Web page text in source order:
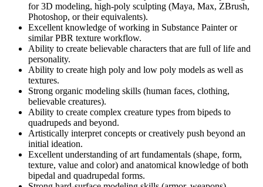
for 3D modeling, high-poly sculpting (Maya, Max, ZBrush,
Photoshop, or their equivalents).
Excellent knowledge of working in Substance Painter or
similar PBR texture workflow.
Ability to create believable characters that are full of life and
personality.
Ability to create high poly and low poly models as well as
textures.
Strong organic modeling skills (human faces, clothing,
believable creatures).
Ability to create complex creature types from bipeds to
quadrupeds and beyond.
Artistically interpret concepts or creatively push beyond an
initial ideation.
Excellent understanding of art fundamentals (shape, form,
texture, value and color) and anatomical knowledge of both
bipedal and quadrupedal forms.